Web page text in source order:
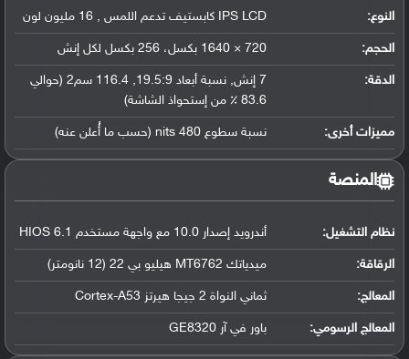
النوع: IPS LCD كابستيف تدعم اللمس , 16 مليون لون
الحجم: 720 × 1640 بكسل، 256 بكسل لكل إنش
الدقة:
7 إنش, نسبة أبعاد 19.5:9, 116.4 سم2 (حوالي
83.6 ٪ من إستحواذ الشاشة)
مميزات أخرى: نسبة سطوع 480 nits (حسب ما أُعلن عنه)
المنصة
نظام التشغيل: أندرويد إصدار 10.0 مع واجهة مستخدم HIOS 6.1
الرقاقة: ميدياتك MT6762 هيليو بي 22 (12 نانومتر)
المعالج: ثماني النواة 2 جيجا هيرتز Cortex-A53
المعالج الرسومي: باور في آر GE8320